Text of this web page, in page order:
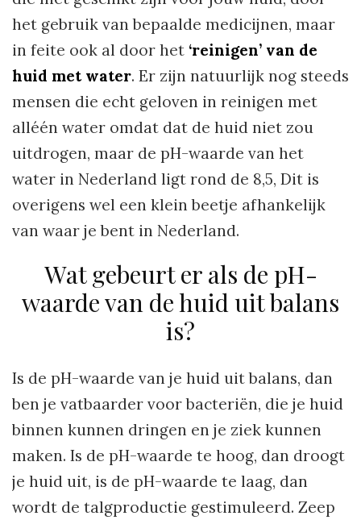
het gebruik van bepaalde medicijnen, maar
in feite ook al door het ‘reinigen’ van de
huid met water. Er zijn natuurlijk nog steeds
mensen die echt geloven in reinigen met
alléén water omdat dat de huid niet zou
uitdrogen, maar de pH-waarde van het
water in Nederland ligt rond de 8,5, Dit is
overigens wel een klein beetje afhankelijk
van waar je bent in Nederland.
Wat gebeurt er als de pH-
waarde van de huid uit balans
is?
Is de pH-waarde van je huid uit balans, dan
ben je vatbaarder voor bacteriën, die je huid
binnen kunnen dringen en je ziek kunnen
maken. Is de pH-waarde te hoog, dan droogt
je huid uit, is de pH-waarde te laag, dan
wordt de talgproductie gestimuleerd. Zeep